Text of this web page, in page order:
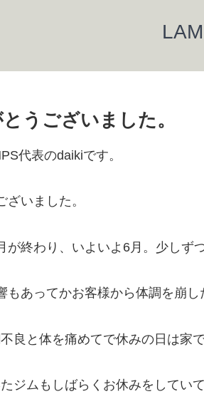
うございました。
代表のdaikiです。
ざいました。
が終わり、いよいよ6月。少しず
もあってかお客様から体調を崩し
良と体を痛めてで休みの日は家
ジムもしばらくお休みをしてい